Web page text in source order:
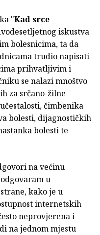
"Kad srce
iskustva
bolesnicima, ta da
trudio napisati
prihvatljivim i
se nalazi mnoštvo
za srčano-žilne
čimbenika
bolesti, dijagnostičkih
bolesti te
na većinu
u
kako je u
internetskih
neprovjerena i
na jednom mjestu